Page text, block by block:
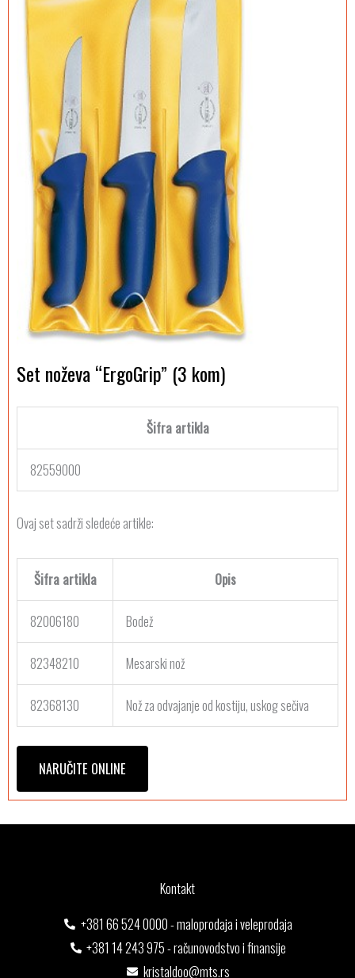
Set noževa “ErgoGrip” (3 kom)
Šifra artikla
82559000
Ovaj set sadrži sledeće artikle:
Šifra artikla Opis
82006180 Bodež
82348210 Mesarski nož
82368130 Nož za odvajanje od kostiju, uskog sečiva
NARUČITE ONLINE
Kontakt
+381 66 524 0000 - maloprodaja i veleprodaja
+381 14 243 975 - računovodstvo i finansije
kristaldoo@mts.rs